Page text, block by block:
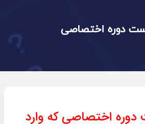
دوره اختصاصی
اختصاصی که وارد